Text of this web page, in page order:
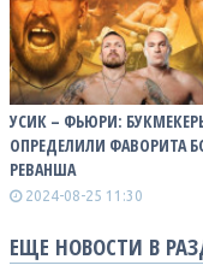
УСИК – ФЬЮРИ:
ОПРЕДЕЛИЛИ ФАВОРИТА
РЕВАНША
2024-08-25 11:30
ЕЩЕ НОВОСТИ В